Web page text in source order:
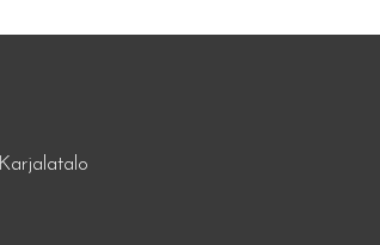
Karjalatalo